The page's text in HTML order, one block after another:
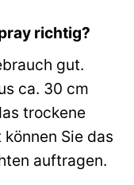
richtig?
gut.
ca. 30 cm
trockene
Sie das
auftragen.